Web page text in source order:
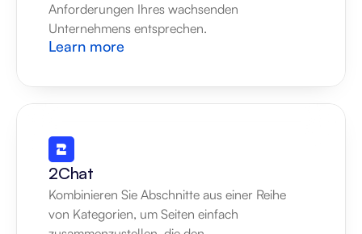
Anforderungen Ihres wachsenden
Unternehmens entsprechen.
Learn more
2Chat
Kombinieren Sie Abschnitte aus einer Reihe
von Kategorien, um Seiten einfach